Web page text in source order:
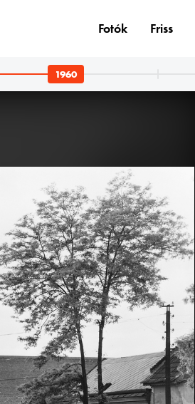
· Budapest I. · budai Vár
Árpád sétány, háttérben a Hadtörténeti Múzeum. Balról: Tóth Árpád özvegye, középen Révész Zsuzsa a Mesebarlang (a későbbi Bábszínház) alapítója. Jobb szélen Tóth Árpád lánya, Tóth Eszter költő.
1960
Fotók Friss
1960